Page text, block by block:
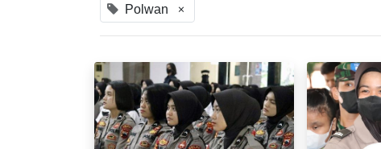
Polwan ×